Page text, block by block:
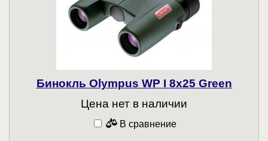
Бинокль Olympus WP I 8x25 Green
Цена нет в наличии
В сравнение